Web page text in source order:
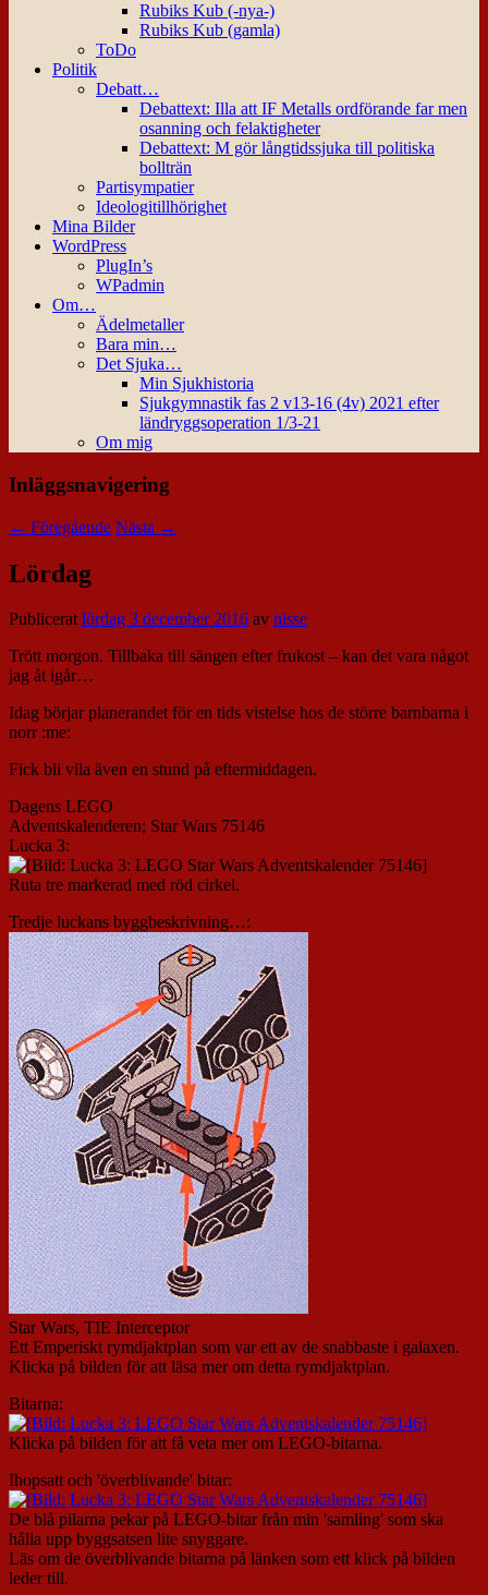
Rubiks Kub (-nya-)
Rubiks Kub (gamla)
ToDo
Politik
Debatt…
Debattext: Illa att IF Metalls ordförande far men
osanning och felaktigheter
Debattext: M gör långtidssjuka till politiska
bollträn
Partisympatier
Ideologitillhörighet
Mina Bilder
WordPress
PlugIn’s
WPadmin
Om…
Ädelmetaller
Bara min…
Det Sjuka…
Min Sjukhistoria
Sjukgymnastik fas 2 v13-16 (4v) 2021 efter
ländryggsoperation 1/3-21
Om mig
Inläggsnavigering
← Föregående Nästa →
Lördag
Publiceratlördag 3 december 2016 av nisse
Trött morgon. Tillbaka till sängen efter frukost – kan det vara något
jag åt igår…
Idag börjar planerandet för en tids vistelse hos de större barnbarna i
norr :me:
Fick bli vila även en stund på eftermiddagen.
Dagens LEGO
Adventskalenderen; Star Wars 75146
Lucka 3:
Ruta tre markerad med röd cirkel.
Tredje luckans byggbeskrivning…:
Star Wars, TIE Interceptor
Ett Emperiskt rymdjaktplan som var ett av de snabbaste i galaxen.
Klicka på bilden för att läsa mer om detta rymdjaktplan.
Bitarna:
Klicka på bilden för att få veta mer om LEGO-bitarna.
Ihopsatt och 'överblivande' bitar:
De blå pilarna pekar på LEGO-bitar från min 'samling' som ska
hålla upp byggsatsen lite snyggare.
Läs om de överblivande bitarna på länken som ett klick på bilden
leder till.